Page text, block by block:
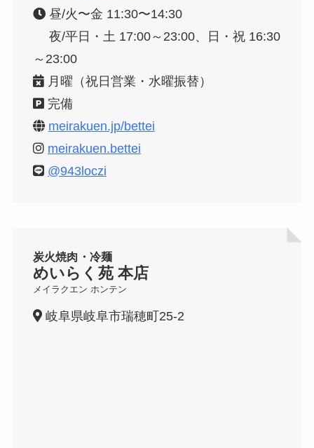
昼/火〜金 11:30〜14:30
夜/平日・土 17:00～23:00、日・祝 16:30
～23:00
月曜（祝日営業・水曜振替）
完備
meirakuen.jp/bettei
meirakuen.bettei
@943loczi
炭火焼肉・冷麺
めいらく苑 本店
メイラクエン ホンテン
岐阜県岐阜市瑞穂町25-2